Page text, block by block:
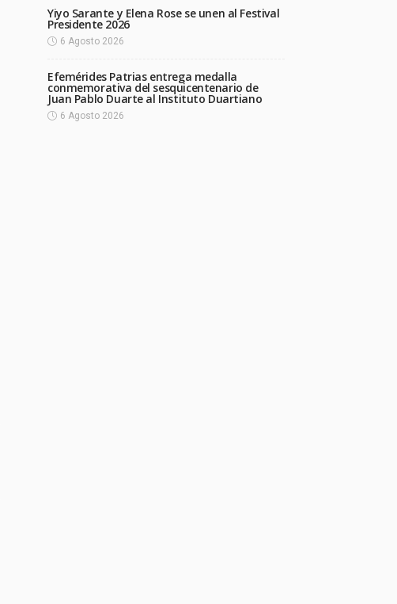
Yiyo Sarante y Elena Rose se unen al Festival
Presidente 2026
6 Agosto 2026
Efemérides Patrias entrega medalla
conmemorativa del sesquicentenario de
Juan Pablo Duarte al Instituto Duartiano
6 Agosto 2026